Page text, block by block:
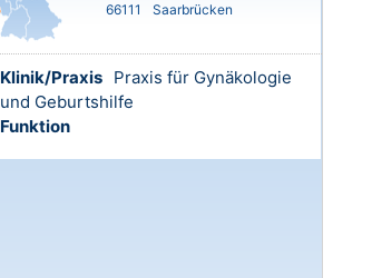
66111
Saarbrücken
Klinik/Praxis Praxis für Gynäkologie
und Geburtshilfe
Funktion